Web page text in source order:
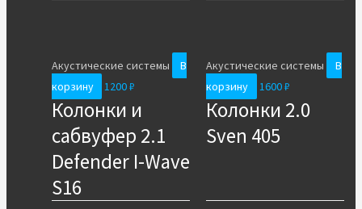
Акустические системы
В
корзину
1200₽
Колонки и
сабвуфер 2.1
Defender I-Wave
S16
Акустические системы
В
корзину
1600₽
Колонки 2.0
Sven 405